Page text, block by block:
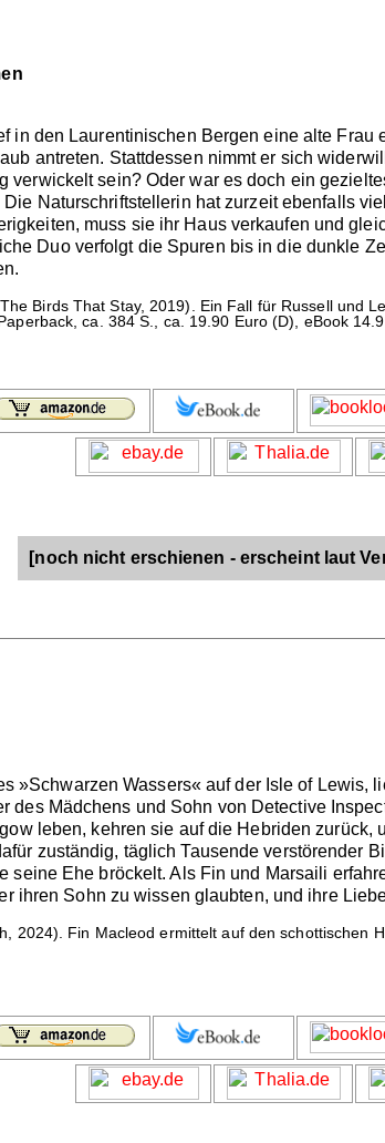
in den Laurentinischen Bergen eine alte
antreten. Stattdessen nimmt er sich
verwickelt sein? Oder war es doch ein
Naturschriftstellerin hat zurzeit ebenfalls
muss sie ihr Haus verkaufen und
Duo verfolgt die Spuren bis in die dunkle
Birds That Stay, 2019). Ein Fall für Russell und
ca. 384 S., ca. 19.90 Euro (D), eBook
[noch nicht erschienen - erscheint laut
»Schwarzen Wassers« auf der Isle of
des Mädchens und Sohn von Detective
leben, kehren sie auf die Hebriden
zuständig, täglich Tausende verstörender
seine Ehe bröckelt. Als Fin und Marsaili
ihren Sohn zu wissen glaubten, und ihre
2024). Fin Macleod ermittelt auf den schottischen